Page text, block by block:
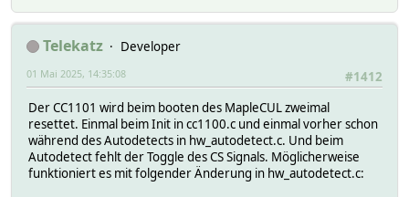
Telekatz
Developer
#1412
01 Mai 2025, 14:35:08
Der CC1101 wird beim booten des MapleCUL zweimal
resettet. Einmal beim Init in cc1100.c und einmal vorher schon
während des Autodetects in hw_autodetect.c. Und beim
Autodetect fehlt der Toggle des CS Signals. Möglicherweise
funktioniert es mit folgender Änderung in hw_autodetect.c: